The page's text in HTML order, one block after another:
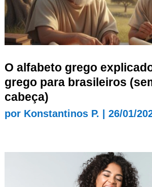
O alfabeto grego
grego para brasileiros
cabeça)
por Konstantinos P. 26/01/